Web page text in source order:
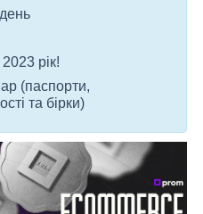
рік!
(паспорти,
та бірки)